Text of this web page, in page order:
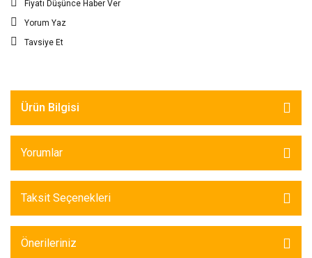
Fiyatı Düşünce Haber Ver
Yorum Yaz
Tavsiye Et
Ürün Bilgisi
Yorumlar
Taksit Seçenekleri
Önerileriniz